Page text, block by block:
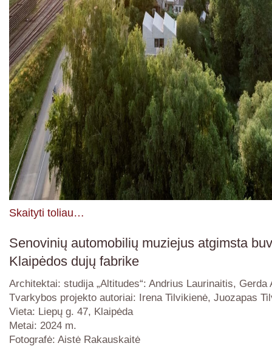
Skaityti toliau…
Senovinių automobilių muziejus atgimsta
Klaipėdos dujų fabrike
Architektai: studija „Altitudes“: Andrius Laurinaitis, Gerda
Tvarkybos projekto autoriai: Irena Tilvikienė, Juozapas
Vieta: Liepų g. 47, Klaipėda
Metai: 2024 m.
Fotografė: Aistė Rakauskaitė